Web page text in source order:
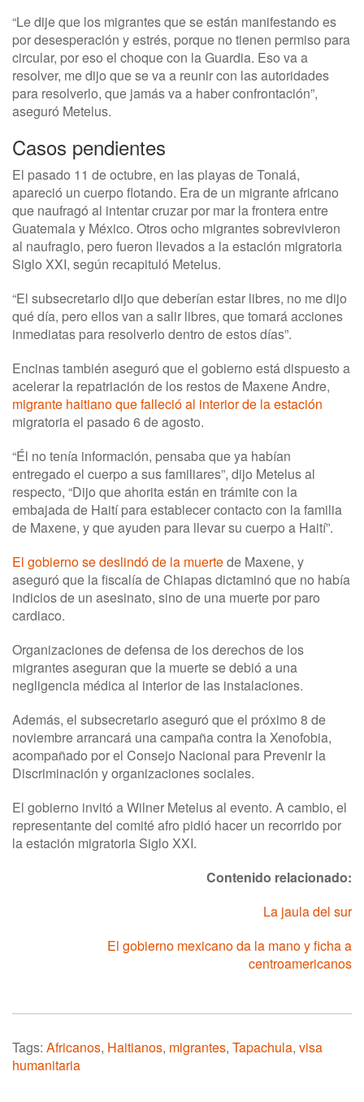
“Le dije que los migrantes que se están manifestando es
por desesperación y estrés, porque no tienen permiso para
circular, por eso el choque con la Guardia. Eso va a
resolver, me dijo que se va a reunir con las autoridades
para resolverlo, que jamás va a haber confrontación”,
aseguró Metelus.
Casos pendientes
El pasado 11 de octubre, en las playas de Tonalá,
apareció un cuerpo flotando. Era de un migrante africano
que naufragó al intentar cruzar por mar la frontera entre
Guatemala y México. Otros ocho migrantes sobrevivieron
al naufragio, pero fueron llevados a la estación migratoria
Siglo XXI, según recapituló Metelus.
“El subsecretario dijo que deberían estar libres, no me dijo
qué día, pero ellos van a salir libres, que tomará acciones
inmediatas para resolverlo dentro de estos días”.
Encinas también aseguró que el gobierno está dispuesto a
acelerar la repatriación de los restos de Maxene Andre,
migrante haitiano que falleció al interior de la estación
migratoria el pasado 6 de agosto.
“Él no tenía información, pensaba que ya habían
entregado el cuerpo a sus familiares”, dijo Metelus al
respecto, “Dijo que ahorita están en trámite con la
embajada de Haití para establecer contacto con la familia
de Maxene, y que ayuden para llevar su cuerpo a Haití”.
El gobierno se deslindó de la muertede Maxene, y
aseguró que la fiscalía de Chiapas dictaminó que no había
indicios de un asesinato, sino de una muerte por paro
cardiaco.
Organizaciones de defensa de los derechos de los
migrantes aseguran que la muerte se debió a una
negligencia médica al interior de las instalaciones.
Además, el subsecretario aseguró que el próximo 8 de
noviembre arrancará una campaña contra la Xenofobia,
acompañado por el Consejo Nacional para Prevenir la
Discriminación y organizaciones sociales.
El gobierno invitó a Wilner Metelus al evento. A cambio, el
representante del comité afro pidió hacer un recorrido por
la estación migratoria Siglo XXI.
Contenido relacionado:
La jaula del sur
El gobierno mexicano da la mano y ficha a
centroamericanos
Tags: Africanos, Haitianos, migrantes, Tapachula, visa
humanitaria